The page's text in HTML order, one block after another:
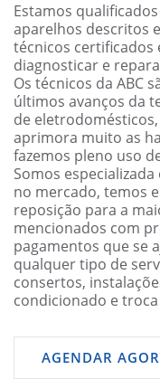
Estamos
aparelhos descritos
técnicos certificados
diagnosticar e
Os técnicos da ABC
últimos avanços da
de
aprimora muito as
fazemos pleno uso
Somos
no mercado, temos
reposição para a
mencionados com
pagamentos que se
qualquer tipo de
consertos,
condicionado e
AGENDAR